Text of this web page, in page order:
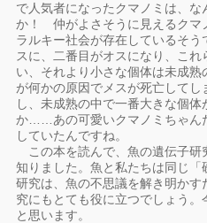
で人気者になったクマノミは、な
か！ 仲がよさそうに見えるクマ
ラルキー社会が存在しているそう
スに、二番目がオスになり、こ
い、それより小さな個体は未成
が何かの原因でメスが死亡して
し、未成熟の中で一番大きな個体
か……あの可愛いクマノミちゃん
していたんですね。
この本を読んで、魚の遺伝子研
知りました。魚と私たちは同じ
研究は、魚の不思議を解き明か
究にもとても役に立つでしょう
と思います。